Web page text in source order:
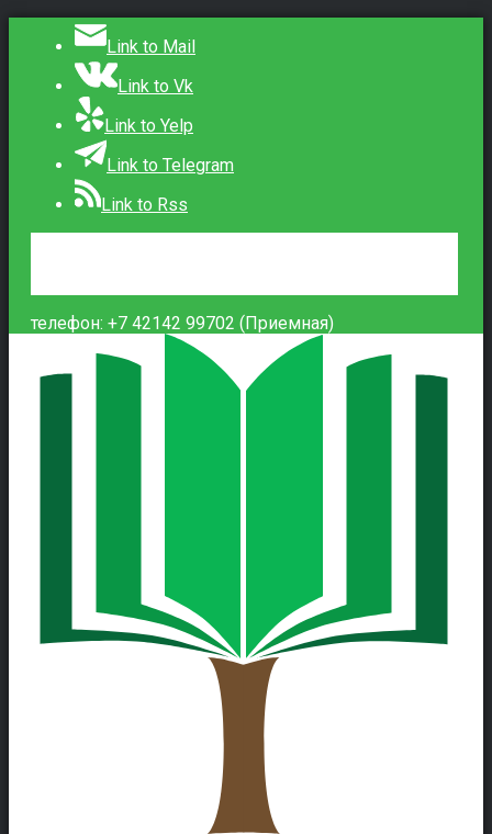
Link to Mail
Link to Vk
Link to Yelp
Link to Telegram
Link to Rss
телефон: +7 42142 99702 (Приемная)